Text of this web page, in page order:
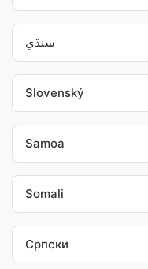
سنڌي
Slovenský
Samoa
Somali
Српски